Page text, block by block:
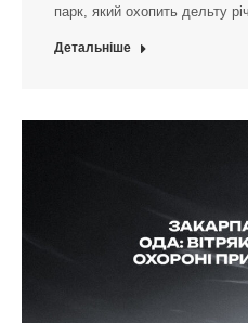
парк, який охопить дельту
Детальніше